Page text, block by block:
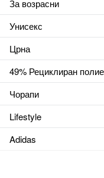
За возрасни
Унисекс
Црна
49% Рециклиран
Чорапи
Lifestyle
Adidas